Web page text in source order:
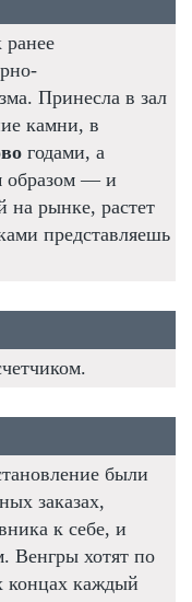
ранее
Принесла в зал
камни, в
годами, а
образом — и
на рынке, растет
представляешь
были
заказах,
к себе, и
Венгры хотят по
концах каждый